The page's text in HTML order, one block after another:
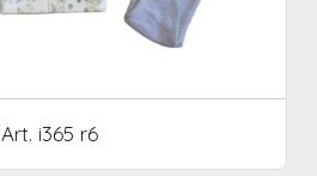
Art. i365 r6